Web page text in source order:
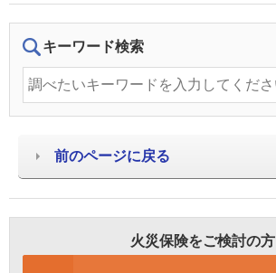
キーワード検索
前のページに戻る
火災保険をご検討の方